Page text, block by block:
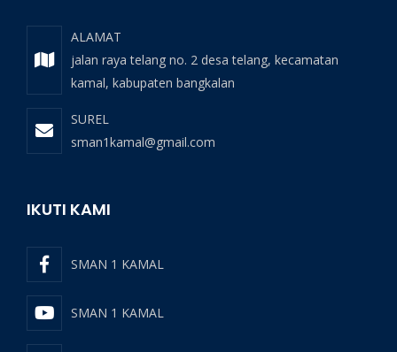
ALAMAT
jalan raya telang no. 2 desa telang, kecamatan
kamal, kabupaten bangkalan
SUREL
sman1kamal@gmail.com
IKUTI KAMI
SMAN 1 KAMAL
SMAN 1 KAMAL